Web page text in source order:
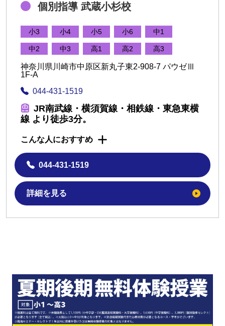
個別指導 武蔵小杉校
小3 小4 小5 小6 中1
中2 中3 高1 高2 高3
神奈川県川崎市中原区新丸子東2-908-7 パウゼⅢ
1F-A
044-431-1519
JR南武線・横須賀線・相鉄線・東急東横
線 より徒歩3分。
こんな人におすすめ
044-431-1519
詳細を見る